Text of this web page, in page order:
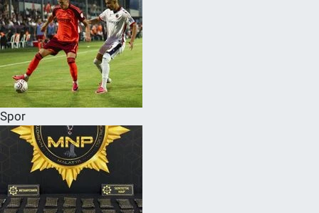
Spor